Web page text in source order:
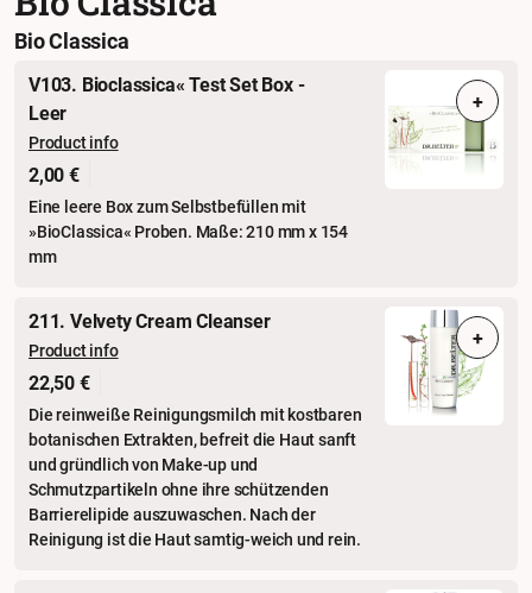
Bio Classica
V103. Bioclassica« Test Set Box -
Leer
Product info
2,00 €
Eine leere Box zum Selbstbefüllen mit
»BioClassica« Proben. Maße: 210 mm x 154
mm
+
211. Velvety Cream Cleanser
Product info
22,50 €
Die reinweiße Reinigungsmilch mit kostba­ren
botanischen Extrakten, befreit die Haut sanft
und gründlich von Make-up und
Schmutzpartikeln ohne ihre schützenden
Barrierelipide auszuwaschen. Nach der
Reinigung ist die Haut samtig-weich und rein.
+